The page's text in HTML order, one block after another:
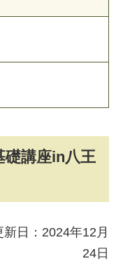
礎講座in八王
日：2024年12月
24日